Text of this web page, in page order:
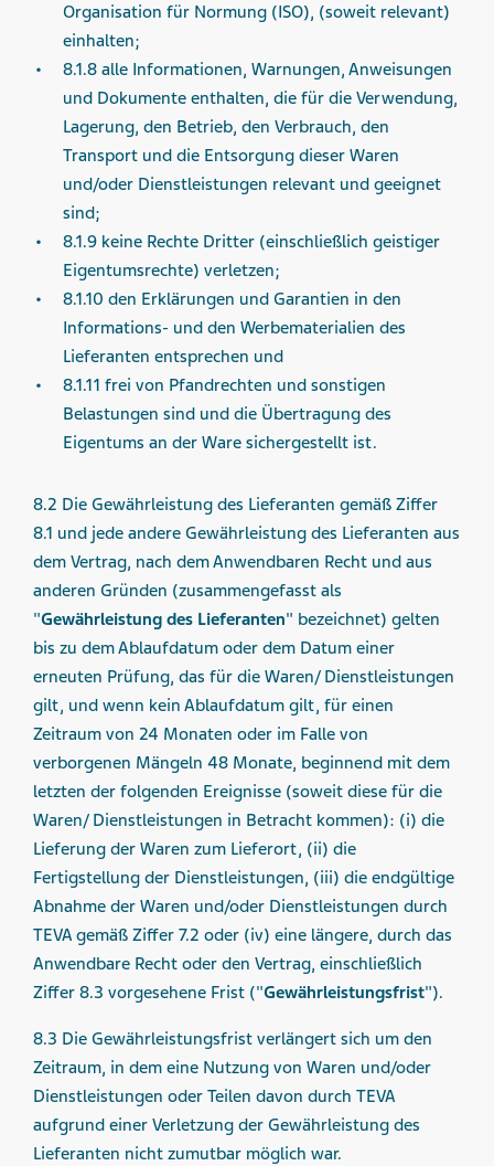
Organisation für Normung (ISO), (soweit relevant)
einhalten;
8.1.8 alle Informationen, Warnungen, Anweisungen
und Dokumente enthalten, die für die Verwendung,
Lagerung, den Betrieb, den Verbrauch, den
Transport und die Entsorgung dieser Waren
und/oder Dienstleistungen relevant und geeignet
sind;
8.1.9 keine Rechte Dritter (einschließlich geistiger
Eigentumsrechte) verletzen;
8.1.10 den Erklärungen und Garantien in den
Informations- und den Werbematerialien des
Lieferanten entsprechen und
8.1.11 frei von Pfandrechten und sonstigen
Belastungen sind und die Übertragung des
Eigentums an der Ware sichergestellt ist.
8.2 Die Gewährleistung des Lieferanten gemäß Ziffer
8.1 und jede andere Gewährleistung des Lieferanten aus
dem Vertrag, nach dem Anwendbaren Recht und aus
anderen Gründen (zusammengefasst als
"Gewährleistung des Lieferanten" bezeichnet) gelten
bis zu dem Ablaufdatum oder dem Datum einer
erneuten Prüfung, das für die Waren/ Dienstleistungen
gilt, und wenn kein Ablaufdatum gilt, für einen
Zeitraum von 24 Monaten oder im Falle von
verborgenen Mängeln 48 Monate, beginnend mit dem
letzten der folgenden Ereignisse (soweit diese für die
Waren/ Dienstleistungen in Betracht kommen): (i) die
Lieferung der Waren zum Lieferort, (ii) die
Fertigstellung der Dienstleistungen, (iii) die endgültige
Abnahme der Waren und/oder Dienstleistungen durch
TEVA gemäß Ziffer 7.2 oder (iv) eine längere, durch das
Anwendbare Recht oder den Vertrag, einschließlich
Ziffer 8.3 vorgesehene Frist ("Gewährleistungsfrist").
8.3 Die Gewährleistungsfrist verlängert sich um den
Zeitraum, in dem eine Nutzung von Waren und/oder
Dienstleistungen oder Teilen davon durch TEVA
aufgrund einer Verletzung der Gewährleistung des
Lieferanten nicht zumutbar möglich war.